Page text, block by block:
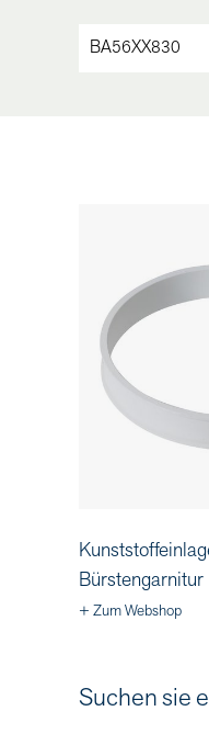
Bürstengarnitur
+ Zum Webshop
Suchen sie